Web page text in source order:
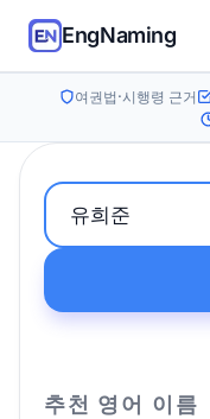
EngNaming
여권법·시행령 근거
추천 영어 이름